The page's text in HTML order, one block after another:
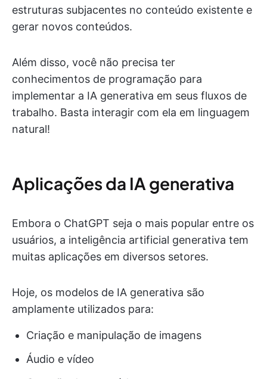
estruturas subjacentes no conteúdo existente e
gerar novos conteúdos.
Além disso, você não precisa ter
conhecimentos de programação para
implementar a IA generativa em seus fluxos de
trabalho. Basta interagir com ela em linguagem
natural!
Aplicações da IA generativa
Embora o ChatGPT seja o mais popular entre os
usuários, a inteligência artificial generativa tem
muitas aplicações em diversos setores.
Hoje, os modelos de IA generativa são
amplamente utilizados para:
Criação e manipulação de imagens
Áudio e vídeo